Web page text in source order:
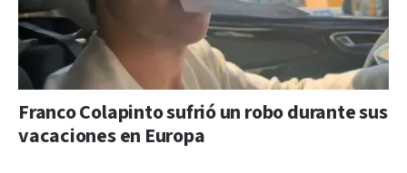
Franco Colapinto sufrió un robo durante sus
vacaciones en Europa